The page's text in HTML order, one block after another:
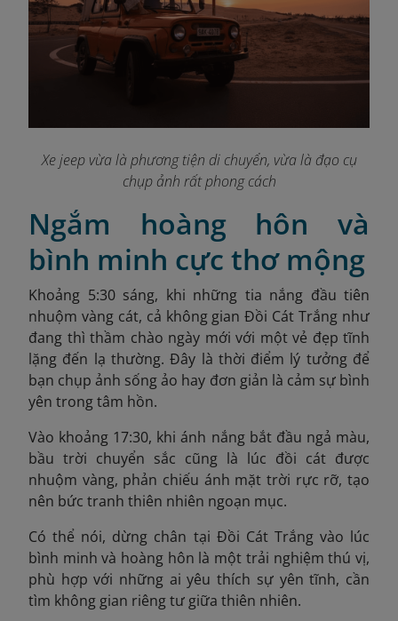
Xe jeep vừa là phương tiện di chuyển, vừa là đạo cụ
chụp ảnh rất phong cách
Ngắm hoàng hôn và
bình minh cực thơ mộng
Khoảng 5:30 sáng, khi những tia nắng đầu tiên
nhuộm vàng cát, cả không gian Đồi Cát Trắng như
đang thì thầm chào ngày mới với một vẻ đẹp tĩnh
lặng đến lạ thường. Đây là thời điểm lý tưởng để
bạn chụp ảnh sống ảo hay đơn giản là cảm sự bình
yên trong tâm hồn.
Vào khoảng 17:30, khi ánh nắng bắt đầu ngả màu,
bầu trời chuyển sắc cũng là lúc đồi cát được
nhuộm vàng, phản chiếu ánh mặt trời rực rỡ, tạo
nên bức tranh thiên nhiên ngoạn mục.
Có thể nói, dừng chân tại Đồi Cát Trắng vào lúc
bình minh và hoàng hôn là một trải nghiệm thú vị,
phù hợp với những ai yêu thích sự yên tĩnh, cần
tìm không gian riêng tư giữa thiên nhiên.